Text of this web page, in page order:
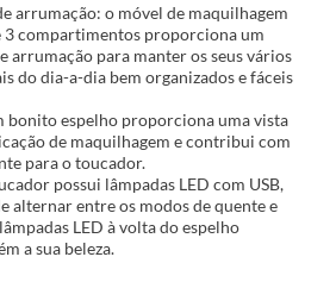
arrumação: o móvel de maquilhagem
3 compartimentos proporciona um
arrumação para manter os seus vários
do dia-a-dia bem organizados e fáceis
bonito espelho proporciona uma vista
de maquilhagem e contribui com
para o toucador.
possui lâmpadas LED com USB,
alternar entre os modos de quente e
LED à volta do espelho
a sua beleza.